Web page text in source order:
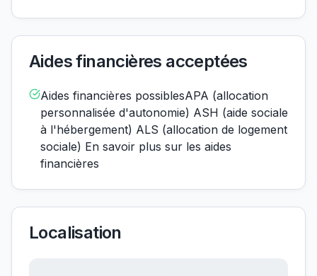
Aides financières acceptées
Aides financières possiblesAPA (allocation
personnalisée d'autonomie) ASH (aide sociale
à l'hébergement) ALS (allocation de logement
sociale) En savoir plus sur les aides
financières
Localisation